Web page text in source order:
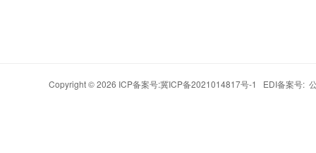
Copyright © 2026 ICP备案号:冀ICP备2021014817号-1 EDI备案号: